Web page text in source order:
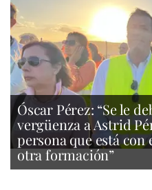
Óscar Pérez: “Se le
vergüenza a Astrid
persona que está con
otra formación”